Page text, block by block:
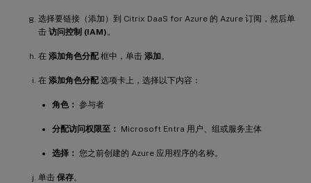
选择要链接（添加）到 Citrix DaaS for Azure 的 Azure 订阅，然后单
击 访问控制 (IAM) 。
在 添加角色分配框中，单击 添加。
在 添加角色分配选项卡上，选择以下内容：
角色： 参与者
分配访问权限至： Microsoft Entra 用户、组或服务主体
选择： 您之前创建的 Azure 应用程序的名称。
单击 保存。